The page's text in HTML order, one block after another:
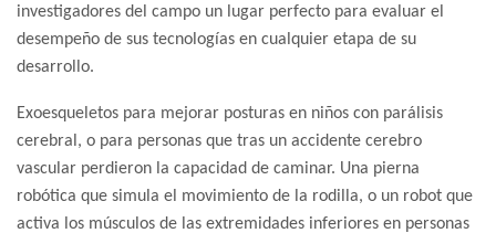
investigadores del campo un lugar perfecto para evaluar el
desempeño de sus tecnologías en cualquier etapa de su
desarrollo.
Exoesqueletos para mejorar posturas en niños con parálisis
cerebral, o para personas que tras un accidente cerebro
vascular perdieron la capacidad de caminar. Una pierna
robótica que simula el movimiento de la rodilla, o un robot que
activa los músculos de las extremidades inferiores en personas